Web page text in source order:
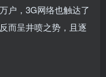
户，3G网络也触达了
而呈井喷之势，且逐